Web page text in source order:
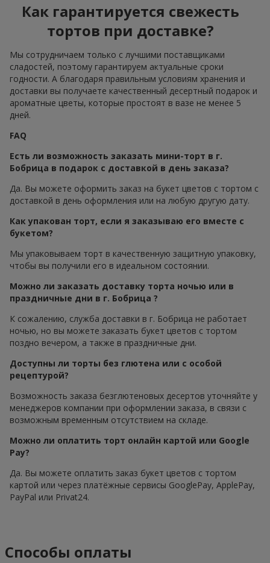
Как гарантируется свежесть
тортов при доставке?
Мы сотрудничаем только с лучшими поставщиками
сладостей, поэтому гарантируем актуальные сроки
годности. А благодаря правильным условиям хранения и
доставки вы получаете качественный десертный подарок и
ароматные цветы, которые простоят в вазе не менее 5
дней.
FAQ
Есть ли возможность заказать мини-торт в г.
Бобрица в подарок с доставкой в день заказа?
Да. Вы можете оформить заказ на букет цветов с тортом с
доставкой в день оформления или на любую другую дату.
Как упакован торт, если я заказываю его вместе с
букетом?
Мы упаковываем торт в качественную защитную упаковку,
чтобы вы получили его в идеальном состоянии.
Можно ли заказать доставку торта ночью или в
праздничные дни в г. Бобрица ?
К сожалению, служба доставки в г. Бобрица не работает
ночью, но вы можете заказать букет цветов с тортом
поздно вечером, а также в праздничные дни.
Доступны ли торты без глютена или с особой
рецептурой?
Возможность заказа безглютеновых десертов уточняйте у
менеджеров компании при оформлении заказа, в связи с
возможным временным отсутствием на складе.
Можно ли оплатить торт онлайн картой или Google
Pay?
Да. Вы можете оплатить заказ букет цветов с тортом
картой или через платёжные сервисы GooglePay, ApplePay,
PayPal или Privat24.
Способы оплаты